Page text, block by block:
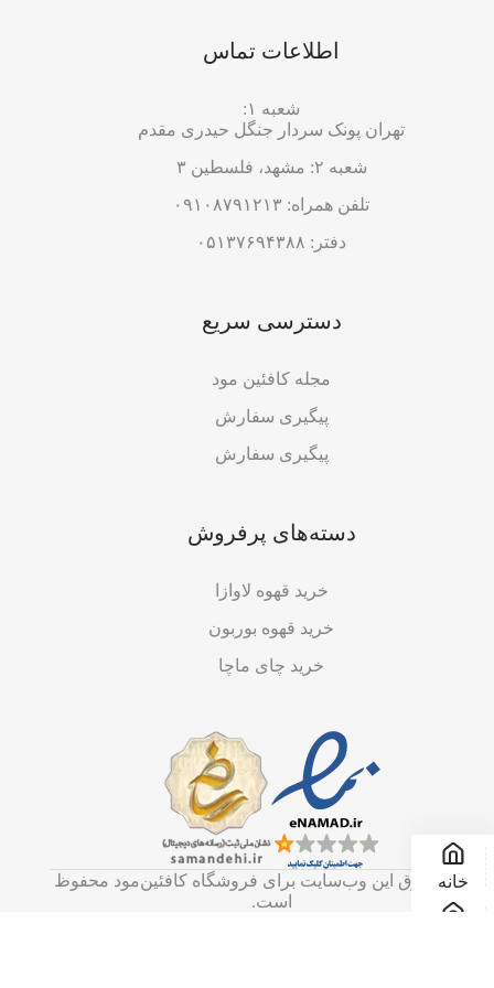
اطلاعات تماس
شعبه ۱:
تهران پونک سردار جنگل حیدری مقدم
شعبه ۲: مشهد، فلسطین ۳
تلفن همراه: ۰۹۱۰۸۷۹۱۲۱۳
دفتر: ۰۵۱۳۷۶۹۴۳۸۸
دسترسی سریع
مجله کافئین مود
پیگیری سفارش
پیگیری سفارش
دسته‌های پرفروش
خرید قهوه لاوازا
خرید قهوه بوربون
خرید چای ماچا
تمامی حقوق این وب‌سایت برای فروشگاه کافئین‌مود محفوظ
است.
خانه